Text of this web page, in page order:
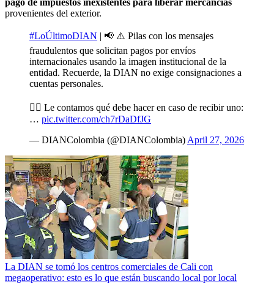
provenientes del exterior.
#LoÚltimoDIAN | 📢 ⚠️ Pilas con los mensajes
fraudulentos que solicitan pagos por envíos
internacionales usando la imagen institucional de la
entidad. Recuerde, la DIAN no exige consignaciones a
cuentas personales.
👉🏾 Le contamos qué debe hacer en caso de recibir uno:
… pic.twitter.com/ch7rDaDfJG
— DIANColombia (@DIANColombia) April 27, 2026
La DIAN se tomó los centros comerciales de Cali con
megaoperativo: esto es lo que están buscando local por local